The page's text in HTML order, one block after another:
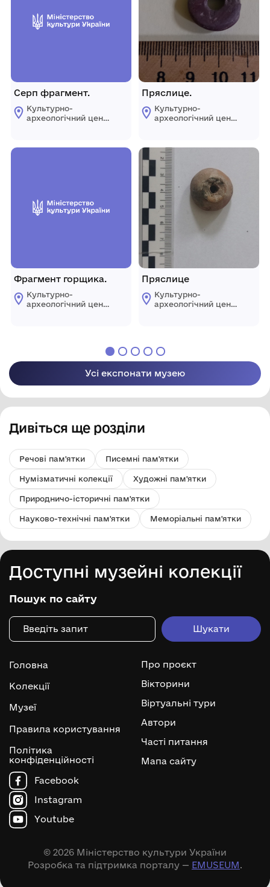
Серп фрагмент.
Культурно-
археологічний центр
ради
Фрагмент горщика.
Культурно-
археологічний центр
Пряслице.
Культурно-
археологічний центр
ради
Пряслице
Культурно-
археологічний центр
Усі експонати музею
Дивіться ще розділи
Речові пам'ятки Писемні пам'ятки
Нумізматичні колекції Художні пам'ятки
Природничо-історичні пам'ятки
Науково-технічні пам'ятки Меморіальні пам'ятки
Доступні музейні колекції
Пошук по сайту
Головна
Колекції
Музеї
Правила користування
Політика
конфіденційності
Про проєкт
Вікторини
Віртуальні тури
Автори
Часті питання
Мапа сайту
Facebook
Instagram
Youtube
© 2026 Міністерство культури України
Розробка та підтримка порталу — EMUSEUM.